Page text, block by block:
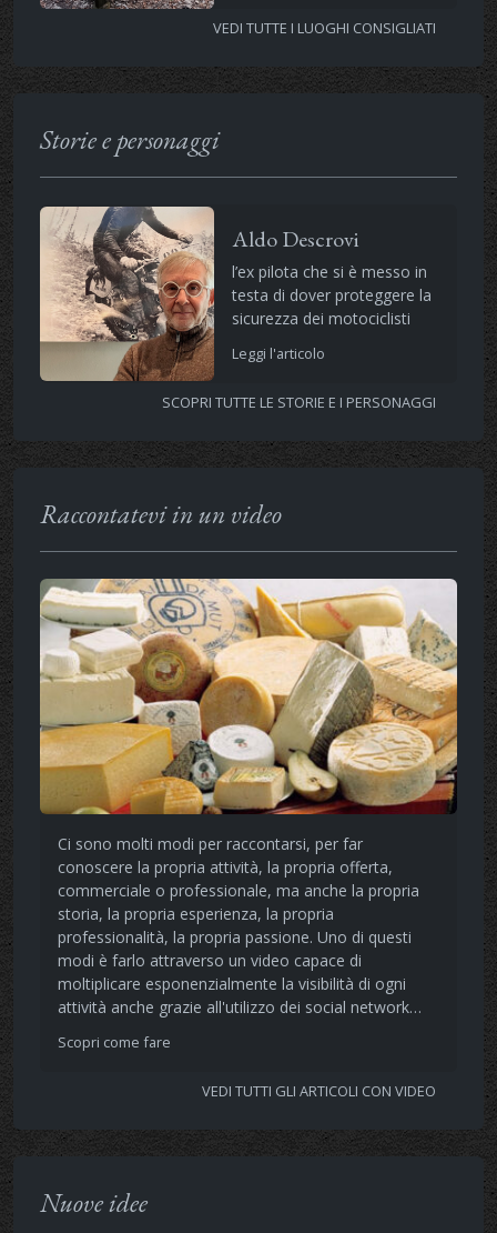
VEDI TUTTE I LUOGHI CONSIGLIATI
Storie e personaggi
Aldo Descrovi
l’ex pilota che si è messo in
testa di dover proteggere la
sicurezza dei motociclisti
Leggi l'articolo
SCOPRI TUTTE LE STORIE E I PERSONAGGI
Raccontatevi in un video
Ci sono molti modi per raccontarsi, per far
conoscere la propria attività, la propria offerta,
commerciale o professionale, ma anche la propria
storia, la propria esperienza, la propria
professionalità, la propria passione. Uno di questi
modi è farlo attraverso un video capace di
moltiplicare esponenzialmente la visibilità di ogni
attività anche grazie all'utilizzo dei social network…
Scopri come fare
VEDI TUTTI GLI ARTICOLI CON VIDEO
Nuove idee